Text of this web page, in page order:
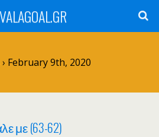
February 9th, 2020
με (63-62)